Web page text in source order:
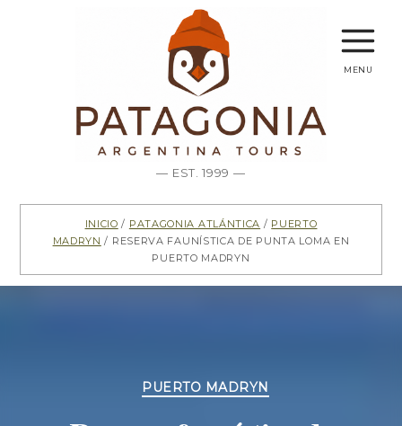
— EST. 1999 —
menu
Inicio / Patagonia Atlántica / Puerto
Madryn / Reserva faunística de Punta Loma en
Puerto Madryn
Categorías
PUERTO MADRYN